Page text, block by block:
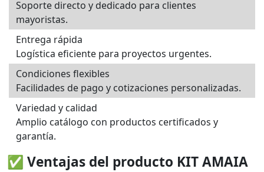
Soporte directo y dedicado para clientes
mayoristas.
Entrega rápida
Logística eficiente para proyectos urgentes.
Condiciones flexibles
Facilidades de pago y cotizaciones personalizadas.
Variedad y calidad
Amplio catálogo con productos certificados y
garantía.
✅ Ventajas del producto KIT AMAIA